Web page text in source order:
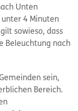
Unten
4 Minuten
sowieso, dass
Beleuchtung nach
sein,
Bereich.